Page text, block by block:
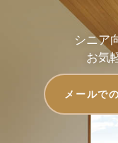
シニア
お気
メールで